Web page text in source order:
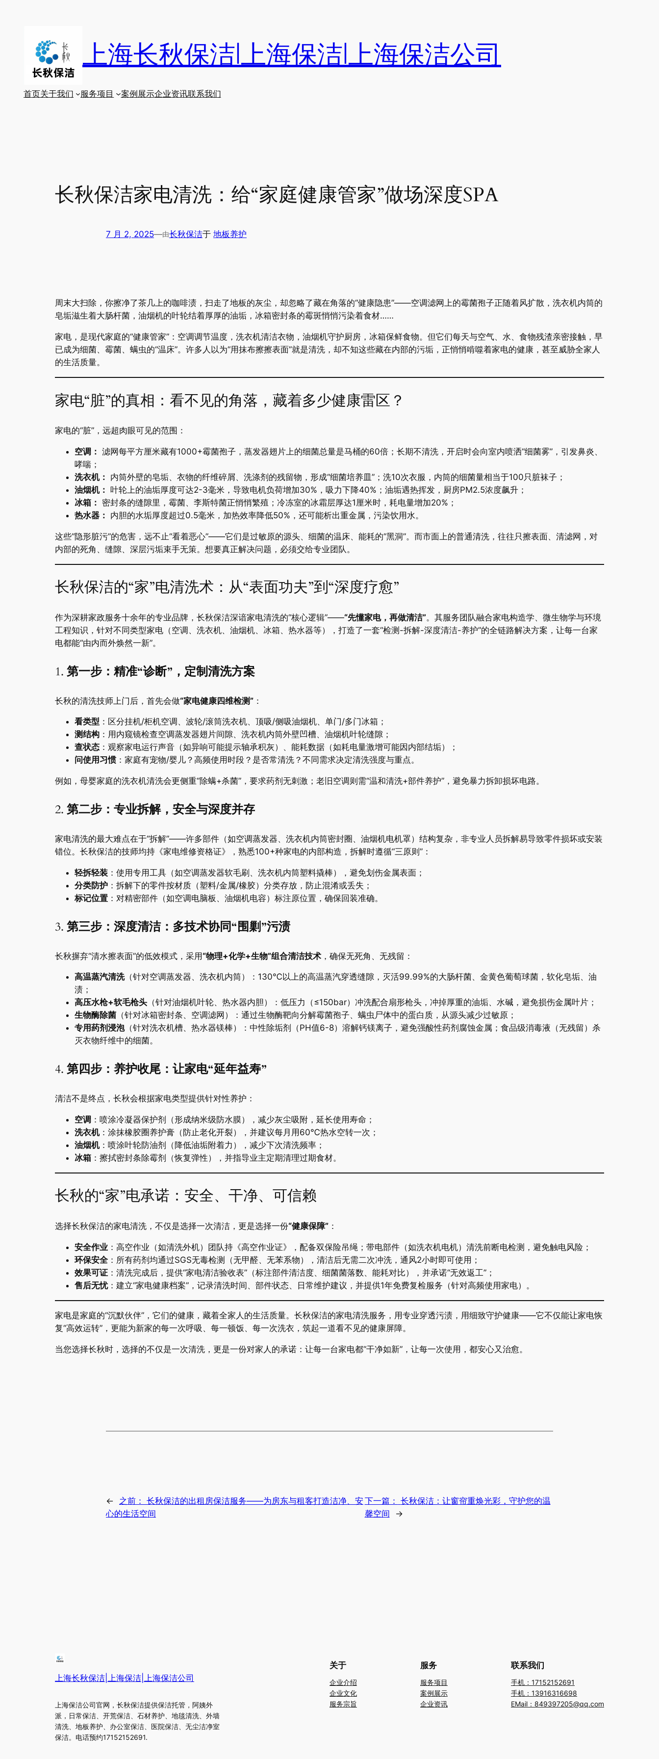
上海长秋保洁|上海保洁|上海保洁公司
首页关于我们 服务项目 案例展示企业资讯联系我们
长秋保洁家电清洗：给“家庭健康管家”做场深度SPA
7 月 2, 2025—由长秋保洁于 地板养护
周末大扫除，你擦净了茶几上的咖啡渍，扫走了地板的灰尘，却忽略了藏在角落的“健康隐患”——空调滤网上的霉菌孢子正随着风扩散，洗衣机内筒的
皂垢滋生着大肠杆菌，油烟机的叶轮结着厚厚的油垢，冰箱密封条的霉斑悄悄污染着食材……
家电，是现代家庭的“健康管家”：空调调节温度，洗衣机清洁衣物，油烟机守护厨房，冰箱保鲜食物。但它们每天与空气、水、食物残渣亲密接触，早
已成为细菌、霉菌、螨虫的“温床”。许多人以为“用抹布擦擦表面”就是清洗，却不知这些藏在内部的污垢，正悄悄啃噬着家电的健康，甚至威胁全家人
的生活质量。
家电“脏”的真相：看不见的角落，藏着多少健康雷区？
家电的“脏”，远超肉眼可见的范围：
​空调：​ ​ 滤网每平方厘米藏有1000+霉菌孢子，蒸发器翅片上的细菌总量是马桶的60倍；长期不清洗，开启时会向室内喷洒“细菌雾”，引发鼻炎、
哮喘；
​洗衣机：​ ​ 内筒外壁的皂垢、衣物的纤维碎屑、洗涤剂的残留物，形成“细菌培养皿”；洗10次衣服，内筒的细菌量相当于100只脏袜子；
​油烟机：​ ​ 叶轮上的油垢厚度可达2-3毫米，导致电机负荷增加30%，吸力下降40%；油垢遇热挥发，厨房PM2.5浓度飙升；
​冰箱：​ ​ 密封条的缝隙里，霉菌、李斯特菌正悄悄繁殖；冷冻室的冰霜层厚达1厘米时，耗电量增加20%；
​热水器：​ ​ 内胆的水垢厚度超过0.5毫米，加热效率降低50%，还可能析出重金属，污染饮用水。
这些“隐形脏污”的危害，远不止“看着恶心”——它们是过敏原的源头、细菌的温床、能耗的“黑洞”。而市面上的普通清洗，往往只擦表面、清滤网，对
内部的死角、缝隙、深层污垢束手无策。想要真正解决问题，必须交给专业团队。
长秋保洁的“家”电清洗术：从“表面功夫”到“深度疗愈”
作为深耕家政服务十余年的专业品牌，长秋保洁深谙家电清洗的“核心逻辑”——​​“先懂家电，再做清洁”​​。其服务团队融合家电构造学、微生物学与环境
工程知识，针对不同类型家电（空调、洗衣机、油烟机、冰箱、热水器等），打造了一套“检测-拆解-深度清洁-养护”的全链路解决方案，让每一台家
电都能“由内而外焕然一新”。
1. ​ ​第一步：精准“诊断”，定制清洗方案​
长秋的清洗技师上门后，首先会做​​“家电健康四维检测”​ ​：
​看类型​ ​：区分挂机/柜机空调、波轮/滚筒洗衣机、顶吸/侧吸油烟机、单门/多门冰箱；
​测结构​ ​：用内窥镜检查空调蒸发器翅片间隙、洗衣机内筒外壁凹槽、油烟机叶轮缝隙；
​查状态​ ​：观察家电运行声音（如异响可能提示轴承积灰）、能耗数据（如耗电量激增可能因内部结垢）；
​问使用习惯​​：家庭有宠物/婴儿？高频使用时段？是否常清洗？不同需求决定清洗强度与重点。
例如，母婴家庭的洗衣机清洗会更侧重“除螨+杀菌”，要求药剂无刺激；老旧空调则需“温和清洗+部件养护”，避免暴力拆卸损坏电路。
2. ​ ​第二步：专业拆解，安全与深度并存​
家电清洗的最大难点在于“拆解”——许多部件（如空调蒸发器、洗衣机内筒密封圈、油烟机电机罩）结构复杂，非专业人员拆解易导致零件损坏或安装
错位。长秋保洁的技师均持《家电维修资格证》，熟悉100+种家电的内部构造，拆解时遵循“三原则”：
​轻拆轻装​ ​：使用专用工具（如空调蒸发器软毛刷、洗衣机内筒塑料撬棒），避免划伤金属表面；
​分类防护​ ​：拆解下的零件按材质（塑料/金属/橡胶）分类存放，防止混淆或丢失；
​标记位置​ ​：对精密部件（如空调电脑板、油烟机电容）标注原位置，确保回装准确。
3. ​ ​第三步：深度清洁：多技术协同“围剿”污渍​
长秋摒弃“清水擦表面”的低效模式，采用​​“物理+化学+生物”组合清洁技术​ ​，确保无死角、无残留：
​高温蒸汽清洗​​（针对空调蒸发器、洗衣机内筒）：130℃以上的高温蒸汽穿透缝隙，灭活99.99%的大肠杆菌、金黄色葡萄球菌，软化皂垢、油
渍；
​高压水枪+软毛枪头​ ​（针对油烟机叶轮、热水器内胆）：低压力（≤150bar）冲洗配合扇形枪头，冲掉厚重的油垢、水碱，避免损伤金属叶片；
​生物酶除菌​ ​（针对冰箱密封条、空调滤网）：通过生物酶靶向分解霉菌孢子、螨虫尸体中的蛋白质，从源头减少过敏原；
​专用药剂浸泡​​（针对洗衣机槽、热水器镁棒）：中性除垢剂（PH值6-8）溶解钙镁离子，避免强酸性药剂腐蚀金属；食品级消毒液（无残留）杀
灭衣物纤维中的细菌。
4. ​ ​第四步：养护收尾：让家电“延年益寿”​
清洁不是终点，长秋会根据家电类型提供针对性养护：
​空调​ ​：喷涂冷凝器保护剂（形成纳米级防水膜），减少灰尘吸附，延长使用寿命；
​洗衣机​​：涂抹橡胶圈养护膏（防止老化开裂），并建议每月用60℃热水空转一次；
​油烟机​​：喷涂叶轮防油剂（降低油垢附着力），减少下次清洗频率；
​冰箱​ ​：擦拭密封条除霉剂（恢复弹性），并指导业主定期清理过期食材。
长秋的“家”电承诺：安全、干净、可信赖
选择长秋保洁的家电清洗，不仅是选择一次清洁，更是选择一份​​“健康保障”​ ​：
​安全作业​ ​：高空作业（如清洗外机）团队持《高空作业证》，配备双保险吊绳；带电部件（如洗衣机电机）清洗前断电检测，避免触电风险；
​环保安全​​：所有药剂均通过SGS无毒检测（无甲醛、无苯系物），清洁后无需二次冲洗，通风2小时即可使用；
​效果可证​ ​：清洗完成后，提供“家电清洁验收表”（标注部件清洁度、细菌菌落数、能耗对比），并承诺“无效返工”；
​售后无忧​​：建立“家电健康档案”，记录清洗时间、部件状态、日常维护建议，并提供1年免费复检服务（针对高频使用家电）。
家电是家庭的“沉默伙伴”，它们的健康，藏着全家人的生活质量。长秋保洁的家电清洗服务，用专业穿透污渍，用细致守护健康——它不仅能让家电恢
复“高效运转”，更能为新家的每一次呼吸、每一顿饭、每一次洗衣，筑起一道看不见的健康屏障。
当您选择长秋时，选择的不仅是一次清洗，更是一份对家人的承诺：让每一台家电都“干净如新”，让每一次使用，都安心又治愈。
← 之前： 长秋保洁的出租房保洁服务——为房东与租客打造洁净、安
心的生活空间
下一篇： 长秋保洁：让窗帘重焕光彩，守护您的温
馨空间
→
上海长秋保洁|上海保洁|上海保洁公司
上海保洁公司官网，长秋保洁提供保洁托管，阿姨外
派，日常保洁、开荒保洁、石材养护、地毯清洗、外墙
清洗、地板养护、办公室保洁、医院保洁、无尘洁净室
保洁。电话预约17152152691.
关于
企业介绍
企业文化
服务宗旨
服务
服务项目
案例展示
企业资讯
联系我们
手机：17152152691
手机：13916316698
EMail：849397205@qq.com